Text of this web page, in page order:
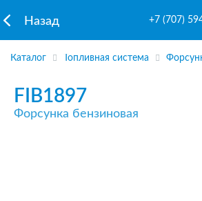
Назад +7 (707)
Каталог Топливная система
FIB1897
Форсунка бензиновая